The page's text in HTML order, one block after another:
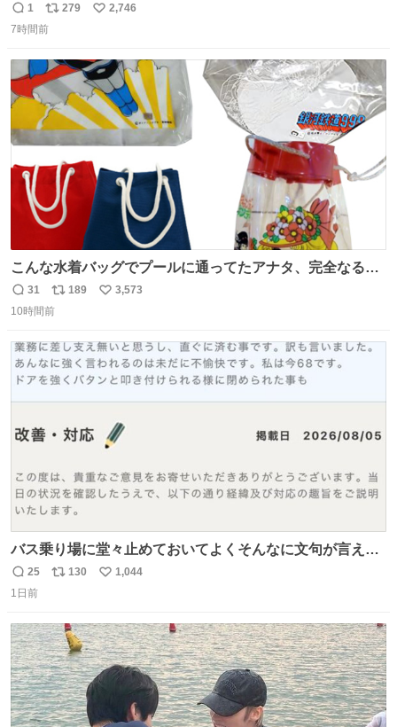
返
信
1
リ
ポ
ト
数
279
い
数
2,746
7時間前
こんな水着バッグでプールに通ってたアナタ、完全なる同
世代（笑） #70年代 #80年代 #昭和レトロ
返
信
31
リ
ポ
ト
数
189
い
数
3,573
10時間前
バス乗り場に堂々止めておいてよくそんなに文句が言える
ね 運転士は日本人やったのなら韓国人は関係ないし、なん
なら68歳も関係ない…
返
信
25
リ
ト
数
130
い
数
1,044
1日前